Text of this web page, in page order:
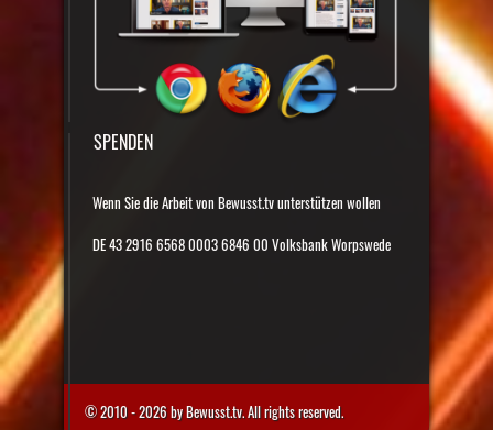
SPENDEN
Wenn Sie die Arbeit von Bewusst.tv unterstützen wollen
DE 43 2916 6568 0003 6846 00 Volksbank Worpswede
© 2010 - 2026 by Bewusst.tv. All rights reserved.